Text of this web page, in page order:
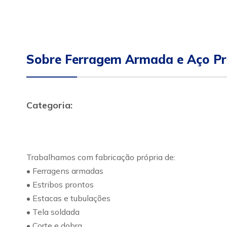
Sobre Ferragem Armada e Aço
Categoria:
Trabalhamos com fabricação própria de:
• Ferragens armadas
• Estribos prontos
• Estacas e tubulações
• Tela soldada